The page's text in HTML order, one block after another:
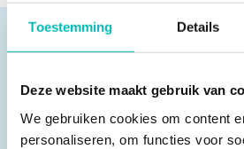
Toestemming Details
Deze website maakt gebruik van
We gebruiken cookies om content
personaliseren, om functies voor
Pagina delen